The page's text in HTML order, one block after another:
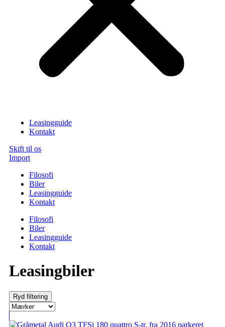
Leasingguide
Kontakt
Skift til os
Import
Filosofi
Biler
Leasingguide
Kontakt
Filosofi
Biler
Leasingguide
Kontakt
Leasingbiler
Ryd filtering